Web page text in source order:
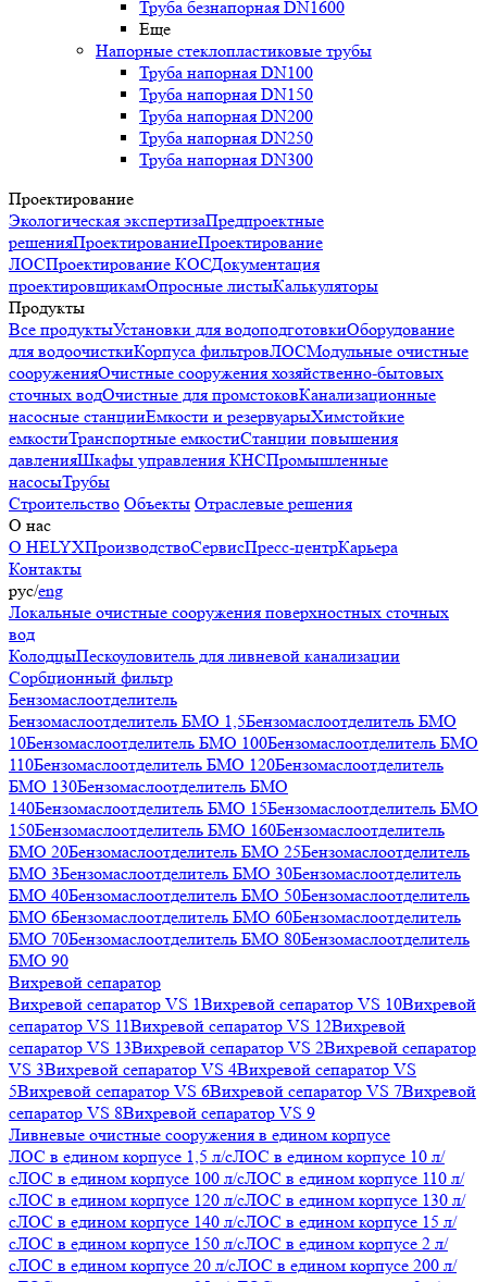
Труба безнапорная DN1600
Еще
Напорные стеклопластиковые трубы
Труба напорная DN100
Труба напорная DN150
Труба напорная DN200
Труба напорная DN250
Труба напорная DN300
Проектирование
Экологическая экспертизаПредпроектные
решенияПроектированиеПроектирование
ЛОСПроектирование КОСДокументация
проектировщикамОпросные листыКалькуляторы
Продукты
Все продуктыУстановки для водоподготовкиОборудование
для водоочисткиКорпуса фильтровЛОСМодульные очистные
сооруженияОчистные сооружения хозяйственно-бытовых
сточных водОчистные для промстоковКанализационные
насосные станцииЕмкости и резервуарыХимстойкие
емкостиТранспортные емкостиСтанции повышения
давленияШкафы управления КНСПромышленные
насосыТрубы
Строительство Объекты Отраслевые решения
О нас
О HELYXПроизводствоСервисПресс-центрКарьера
Контакты
рус/eng
Локальные очистные сооружения поверхностных сточных
вод
КолодцыПескоуловитель для ливневой канализации
Сорбционный фильтр
Бензомаслоотделитель
Бензомаслоотделитель БМО 1,5Бензомаслоотделитель БМО
10Бензомаслоотделитель БМО 100Бензомаслоотделитель БМО
110Бензомаслоотделитель БМО 120Бензомаслоотделитель
БМО 130Бензомаслоотделитель БМО
140Бензомаслоотделитель БМО 15Бензомаслоотделитель БМО
150Бензомаслоотделитель БМО 160Бензомаслоотделитель
БМО 20Бензомаслоотделитель БМО 25Бензомаслоотделитель
БМО 3Бензомаслоотделитель БМО 30Бензомаслоотделитель
БМО 40Бензомаслоотделитель БМО 50Бензомаслоотделитель
БМО 6Бензомаслоотделитель БМО 60Бензомаслоотделитель
БМО 70Бензомаслоотделитель БМО 80Бензомаслоотделитель
БМО 90
Вихревой сепаратор
Вихревой сепаратор VS 1Вихревой сепаратор VS 10Вихревой
сепаратор VS 11Вихревой сепаратор VS 12Вихревой
сепаратор VS 13Вихревой сепаратор VS 2Вихревой сепаратор
VS 3Вихревой сепаратор VS 4Вихревой сепаратор VS
5Вихревой сепаратор VS 6Вихревой сепаратор VS 7Вихревой
сепаратор VS 8Вихревой сепаратор VS 9
Ливневые очистные сооружения в едином корпусе
ЛОС в едином корпусе 1,5 л/сЛОС в едином корпусе 10 л/
сЛОС в едином корпусе 100 л/сЛОС в едином корпусе 110 л/
сЛОС в едином корпусе 120 л/сЛОС в едином корпусе 130 л/
сЛОС в едином корпусе 140 л/сЛОС в едином корпусе 15 л/
сЛОС в едином корпусе 150 л/сЛОС в едином корпусе 2 л/
сЛОС в едином корпусе 20 л/сЛОС в едином корпусе 200 л/